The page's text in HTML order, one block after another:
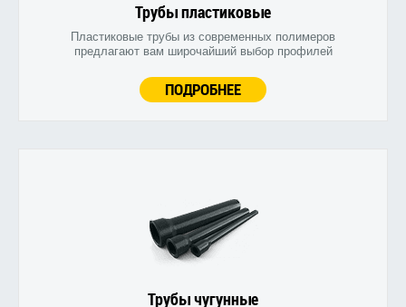
Трубы пластиковые
Пластиковые трубы из современных полимеров
предлагают вам широчайший выбор профилей
ПОДРОБНЕЕ
Трубы чугунные